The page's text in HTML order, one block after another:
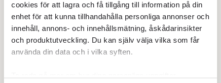
cookies för att lagra och få tillgång till information på din
enhet för att kunna tillhandahålla personliga annonser och
innehåll, annons- och innehållsmätning, åskådarinsikter
och produktutveckling. Du kan själv välja vilka som får
använda din data och i vilka syften.
5.Vattenbristen är här – men var femte liter läcker
ut
Av: Susanne Gäre
6.Sakine Madon:Efter islamistdådet oroar sig
vänstern för Agnes Wold